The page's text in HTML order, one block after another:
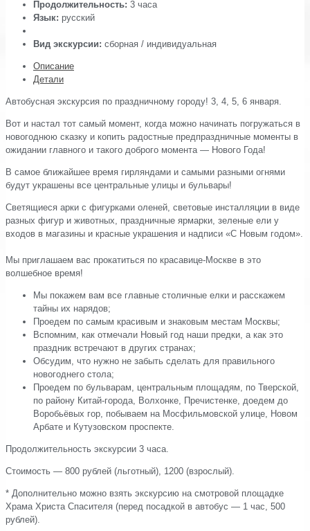
Продолжительность: 3 часа
Язык: русский
Вид экскурсии: сборная / индивидуальная
Описание
Детали
Автобусная экскурсия по праздничному городу! 3, 4, 5, 6 января.
Вот и настал тот самый момент, когда можно начинать погружаться в
новогоднюю сказку и копить радостные предпраздничные моменты в
ожидании главного и такого доброго момента — Нового Года!
В самое ближайшее время гирляндами и самыми разными огнями
будут украшены все центральные улицы и бульвары!
Светящиеся арки с фигурками оленей, световые инсталляции в виде
разных фигур и животных, праздничные ярмарки, зеленые ели у
входов в магазины и красные украшения и надписи «С Новым годом».
Мы приглашаем вас прокатиться по красавице-Москве в это
волшебное время!
Мы покажем вам все главные столичные елки и расскажем
тайны их нарядов;
Проедем по самым красивым и знаковым местам Москвы;
Вспомним, как отмечали Новый год наши предки, а как это
праздник встречают в других странах;
Обсудим, что нужно не забыть сделать для правильного
новогоднего стола;
Проедем по бульварам, центральным площадям, по Тверской,
по району Китай-города, Волхонке, Пречистенке, доедем до
Воробьёвых гор, побываем на Мосфильмовской улице, Новом
Арбате и Кутузовском проспекте.
Продолжительность экскурсии 3 часа.
Стоимость — 800 рублей (льготный), 1200 (взрослый).
* Дополнительно можно взять экскурсию на смотровой площадке
Храма Христа Спасителя (перед посадкой в автобус — 1 час, 500
рублей).